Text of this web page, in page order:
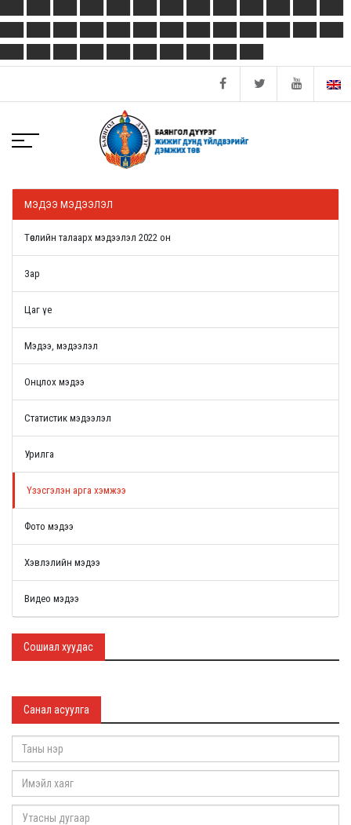
МЭДЭЭ МЭДЭЭЛЭЛ
Төслийн талаарх мэдээлэл 2022 он
Зар
Цаг үе
Мэдээ, мэдээлэл
Онцлох мэдээ
Статистик мэдээлэл
Урилга
Үзэсгэлэн арга хэмжээ
Фото мэдээ
Хэвлэлийн мэдээ
Видео мэдээ
Сошиал хуудас
Санал асуулга